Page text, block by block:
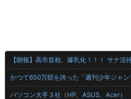
【朗報】高市首相、爆乳化！！！ サナ活